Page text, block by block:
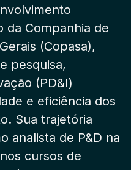
da Companhia de
(Copasa),
pesquisa,
(PD&I)
e eficiência dos
Sua trajetória
analista de P&D na
cursos de